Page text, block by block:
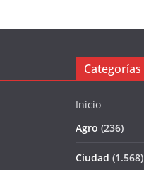
Categorías
Inicio
Agro (236)
Ciudad (1.568)